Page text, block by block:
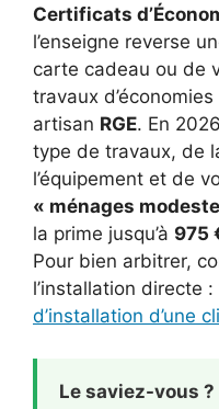
Certificats
l’enseigne reverse
carte cadeau ou de
travaux
artisan RGE. En
type de travaux, de
l’équipement et de
« ménages
la prime jusqu’à 975
Pour bien arbitrer,
l’installation directe
d’installation d’une
Le saviez-vous ?